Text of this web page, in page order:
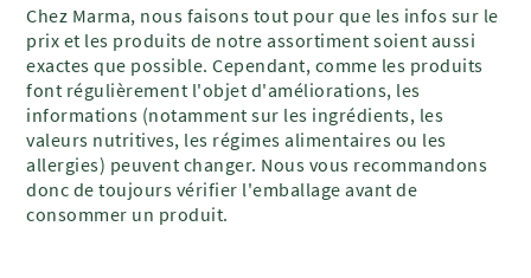
Chez Marma, nous faisons tout pour que les infos sur le
prix et les produits de notre assortiment soient aussi
exactes que possible. Cependant, comme les produits
font régulièrement l'objet d'améliorations, les
informations (notamment sur les ingrédients, les
valeurs nutritives, les régimes alimentaires ou les
allergies) peuvent changer. Nous vous recommandons
donc de toujours vérifier l'emballage avant de
consommer un produit.